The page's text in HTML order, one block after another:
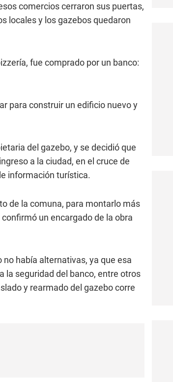
comercios cerraron sus puertas,
locales y los gazebos quedaron
fue comprado por un banco:
para construir un edificio nuevo y
del gazebo, y se decidió que
a la ciudad, en el cruce de
información turística.
de la comuna, para montarlo más
un encargado de la obra
había alternativas, ya que esa
la seguridad del banco, entre otros
y rearmado del gazebo corre